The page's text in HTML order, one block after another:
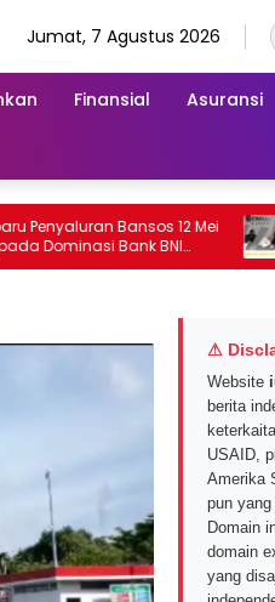
Jumat, 7 Agustus 2026
Finansial Asuransi
Bansos 12 Mei
Bank BNI
⚠
Website
berita
USAID,
Amerika
pun
Domain
domain
yang